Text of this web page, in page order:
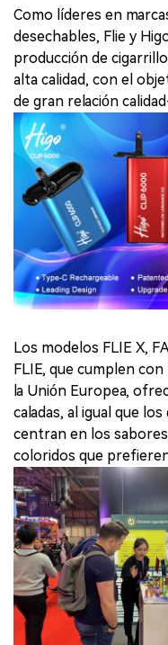
Como líderes en
desechables, Flie y
producción de
alta calidad, con el
de gran relación
Los modelos FLIE X,
FLIE, que cumplen
la Unión Europea,
caladas, al igual que
centran en los
coloridos que